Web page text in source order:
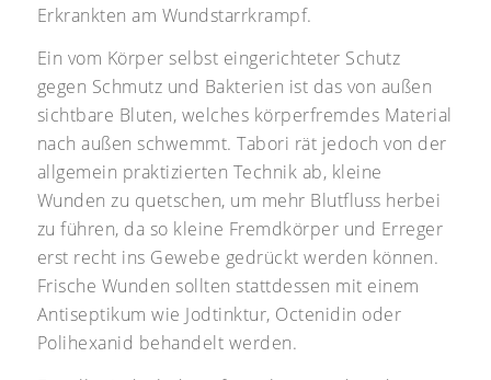
Erkrankten am Wundstarrkrampf.
Ein vom Körper selbst eingerichteter Schutz
gegen Schmutz und Bakterien ist das von außen
sichtbare Bluten, welches körperfremdes Material
nach außen schwemmt. Tabori rät jedoch von der
allgemein praktizierten Technik ab, kleine
Wunden zu quetschen, um mehr Blutfluss herbei
zu führen, da so kleine Fremdkörper und Erreger
erst recht ins Gewebe gedrückt werden können.
Frische Wunden sollten stattdessen mit einem
Antiseptikum wie Jodtinktur, Octenidin oder
Polihexanid behandelt werden.